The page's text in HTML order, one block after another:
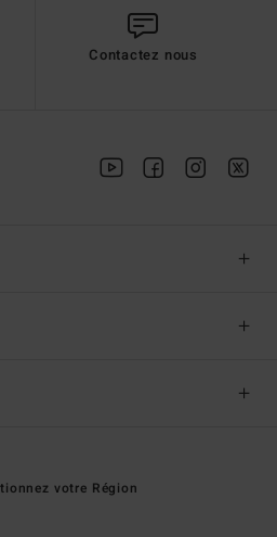
Contactez nous
votre Région